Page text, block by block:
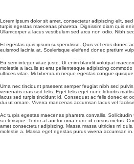
Lorem ipsum dolor sit amet, consectetur adipiscing elit,
turpis egestas maecenas pharetra. Dignissim diam quis
Ullamcorper a lacus vestibulum sed arcu non odio. Nibh
Et egestas quis ipsum suspendisse. Quis vel eros donec
euismod lacinia at. Scelerisque eleifend donec pretium
Eu sem integer vitae justo. Ut enim blandit volutpat
molestie a iaculis at erat pellentesque adipiscing
ultrices vitae. Mi bibendum neque egestas congue quisque
Urna nec tincidunt praesent semper feugiat nibh sed
venenatis cras sed felis. Eget felis eget nunc lobortis
lacus sed turpis tincidunt id. Consequat ac felis donec et
dui ut ornare. Viverra maecenas accumsan lacus vel
Ac turpis egestas maecenas pharetra convallis.
scelerisque. Tortor at auctor urna nunc id cursus metus.
amet consectetur adipiscing. Massa massa ultricies mi
molestie a. Massa eget egestas purus viverra accumsan